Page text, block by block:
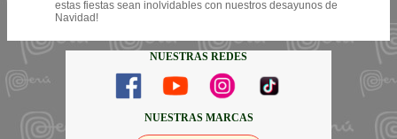
estas fiestas sean inolvidables con nuestros desayunos de
Navidad!
NUESTRAS REDES
NUESTRAS MARCAS